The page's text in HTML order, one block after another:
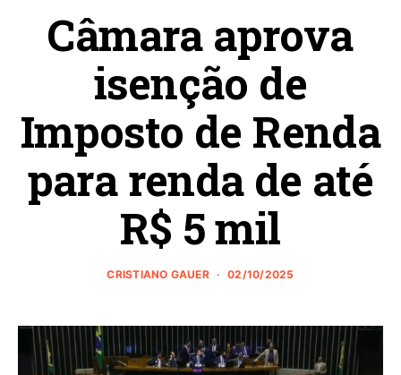
Câmara aprova
isenção de
Imposto de Renda
para renda de até
R$ 5 mil
CRISTIANO GAUER 02/10/2025